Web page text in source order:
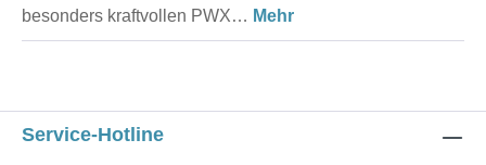
besonders kraftvollen PWX… Mehr
Service-Hotline